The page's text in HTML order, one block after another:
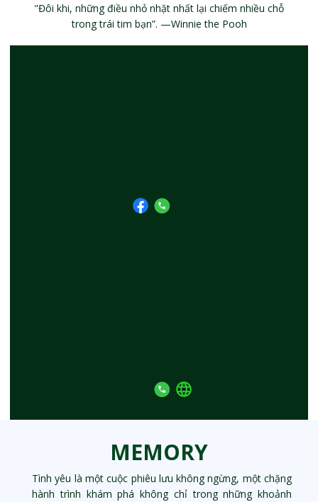
"Đôi khi, những điều nhỏ nhặt nhất lại chiếm nhiều chỗ
trong trái tim bạn”. —Winnie the Pooh
MEMORY
Tình yêu là một cuộc phiêu lưu không ngừng, một chặng
hành trình khám phá không chỉ trong những khoảnh